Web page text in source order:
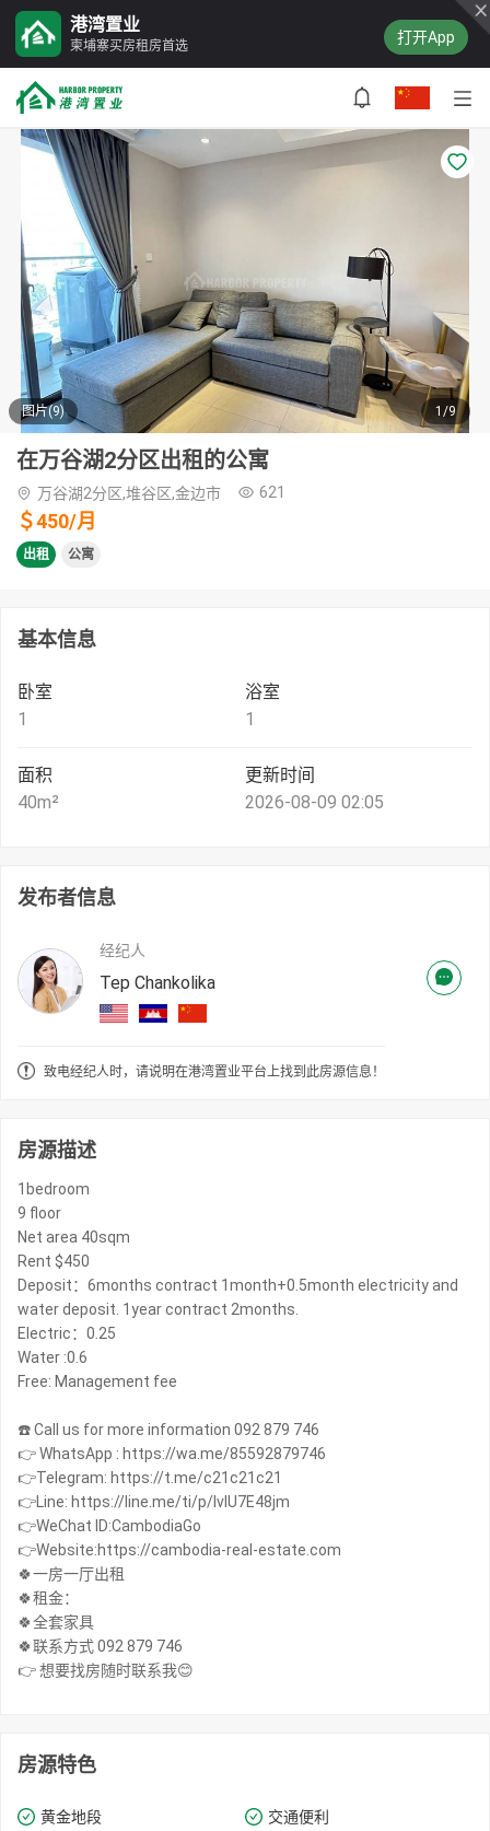
港湾置业
柬埔寨买房租房首选 打开App
图片(9) 1/9
在万谷湖2分区出租的公寓
万谷湖2分区,堆谷区,金边市 621
＄450/月
出租 公寓
基本信息
卧室
1
浴室
1
面积
40m²
更新时间
2026-08-09 02:05
发布者信息
经纪人
Tep Chankolika
致电经纪人时，请说明在港湾置业平台上找到此房源信息！
房源描述
1bedroom
9 floor
Net area 40sqm
Rent $450
Deposit：6months contract 1month+0.5month electricity and
water deposit. 1year contract 2months.
Electric：0.25
Water :0.6
Free: Management fee
☎️ Call us for more information 092 879 746
👉 WhatsApp : https://wa.me/85592879746
👉Telegram: https://t.me/c21c21c21
👉Line: https://line.me/ti/p/IvIU7E48jm
👉WeChat ID:CambodiaGo
👉Website:https://cambodia-real-estate.com
🍀一房一厅出租
🍀租金：
🍀全套家具
🍀联系方式 092 879 746
👉 想要找房随时联系我😊
房源特色
黄金地段 交通便利